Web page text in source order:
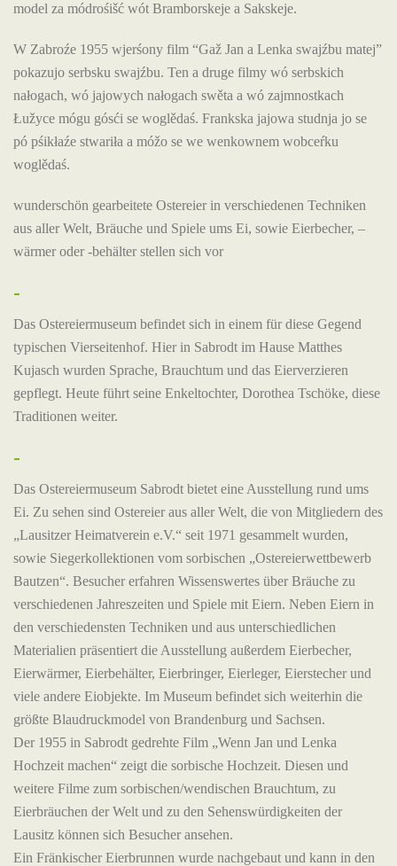
model za módrośišć wót Bramborskeje a Sakskeje.
W Zabroźe 1955 wjerśony film “Gaž Jan a Lenka swajźbu matej”
pokazujo serbsku swajźbu. Ten a druge filmy wó serbskich
nałogach, wó jajowych nałogach swěta a wó zajmnostkach
Łužyce mógu gósći se woglědaś. Frankska jajowa studnja jo se
pó pśikłaźe stwariła a móžo se we wenkownem wobceŕku
woglědaś.
wunderschön gearbeitete Ostereier in verschiedenen Techniken
aus aller Welt, Bräuche und Spiele ums Ei, sowie Eierbecher, –
wärmer oder -behälter stellen sich vor
-
Das Ostereiermuseum befindet sich in einem für diese Gegend
typischen Vierseitenhof. Hier in Sabrodt im Hause Matthes
Kujasch wurden Sprache, Brauchtum und das Eierverzieren
gepflegt. Heute führt seine Enkeltochter, Dorothea Tschöke, diese
Traditionen weiter.
-
Das Ostereiermuseum Sabrodt bietet eine Ausstellung rund ums
Ei. Zu sehen sind Ostereier aus aller Welt, die von Mitgliedern des
„Lausitzer Heimatverein e.V.“ seit 1971 gesammelt wurden,
sowie Siegerkollektionen vom sorbischen „Ostereierwettbewerb
Bautzen“. Besucher erfahren Wissenswertes über Bräuche zu
verschiedenen Jahreszeiten und Spiele mit Eiern. Neben Eiern in
den verschiedensten Techniken und aus unterschiedlichen
Materialien präsentiert die Ausstellung außerdem Eierbecher,
Eierwärmer, Eierbehälter, Eierbringer, Eierleger, Eierstecher und
viele andere Eiobjekte. Im Museum befindet sich weiterhin die
größte Blaudruckmodel von Brandenburg und Sachsen.
Der 1955 in Sabrodt gedrehte Film „Wenn Jan und Lenka
Hochzeit machen“ zeigt die sorbische Hochzeit. Diesen und
weitere Filme zum sorbischen/wendischen Brauchtum, zu
Eierbräuchen der Welt und zu den Sehenswürdigkeiten der
Lausitz können sich Besucher ansehen.
Ein Fränkischer Eierbrunnen wurde nachgebaut und kann in den